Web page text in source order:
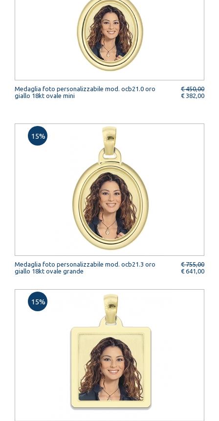
Medaglia foto personalizzabile mod. ocb21.0 oro
giallo 18kt ovale mini
€ 450,00
€ 382,00
Medaglia foto personalizzabile mod. ocb21.3 oro
giallo 18kt ovale grande
€ 755,00
€ 641,00
15%
15%